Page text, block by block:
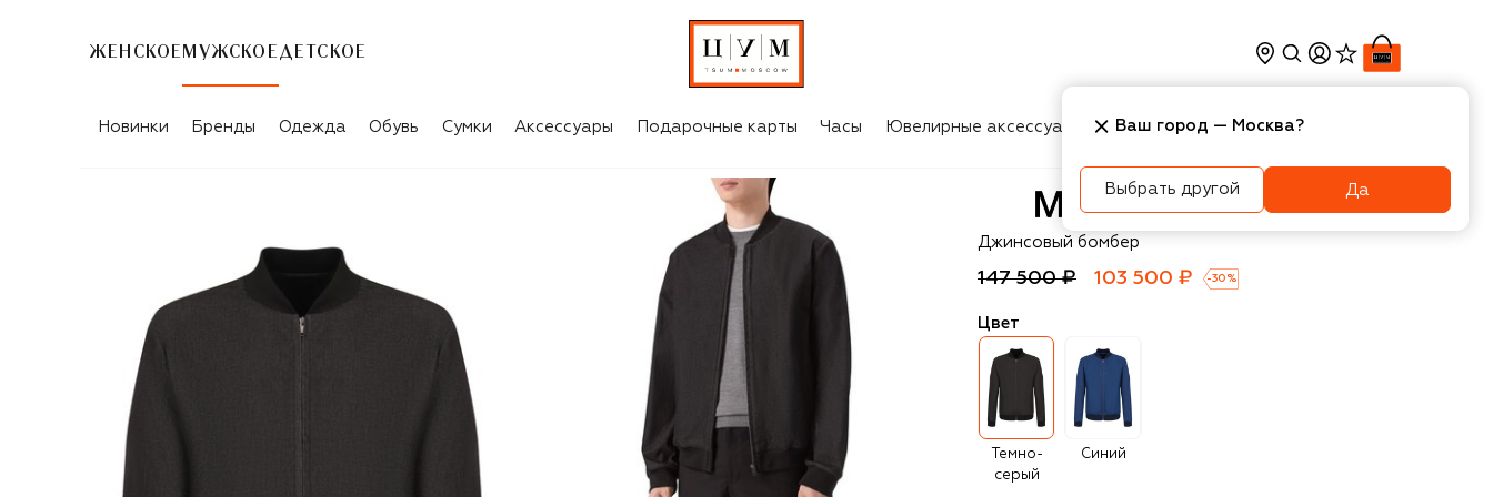
ЖЕНСКОЕ МУЖСКОЕ ДЕТСКОЕ
Новинки Бренды Одежда Обувь Сумки Аксессуары Подарочные карты Часы Ювелирные аксессуары Косметика Интерьер
MVST
Джинсовый бомбер
147 500 ₽ 103 500 ₽ -30 %
Цвет
Темно-
серый
Синий
Ваш город — Москва?
Выбрать другой Да